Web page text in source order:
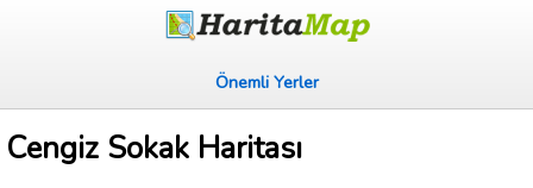
Önemli Yerler
Cengiz Sokak Haritası